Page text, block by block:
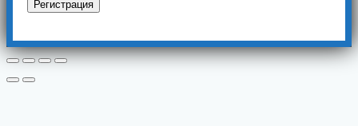
Регистрация